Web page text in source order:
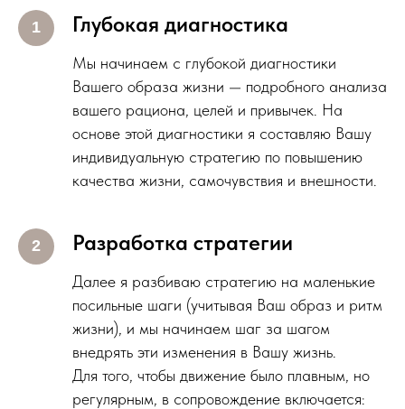
Глубокая диагностика
Мы начинаем с глубокой диагностики
Вашего образа жизни — подробного анализа
вашего рациона, целей и привычек. На
основе этой диагностики я составляю Вашу
индивидуальную стратегию по повышению
качества жизни, самочувствия и внешности.
Разработка стратегии
Далее я разбиваю стратегию на маленькие
посильные шаги (учитывая Ваш образ и ритм
жизни), и мы начинаем шаг за шагом
внедрять эти изменения в Вашу жизнь.
Для того, чтобы движение было плавным, но
регулярным, в сопровождение включается: